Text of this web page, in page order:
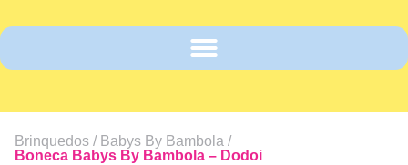
Brinquedos / Babys By Bambola /
Boneca Babys By Bambola – Dodoi